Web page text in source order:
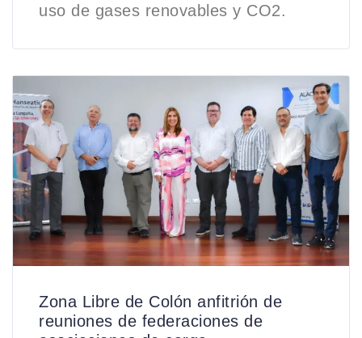
uso de gases renovables y CO2.
Zona Libre de Colón anfitrión de
reuniones de federaciones de